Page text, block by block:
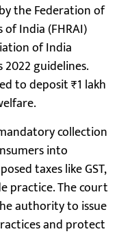
the Federation of
India (FHRAI)
of India
2022 guidelines.
to deposit ₹1 lakh
collection
into
taxes like GST,
practice. The court
authority to issue
and protect